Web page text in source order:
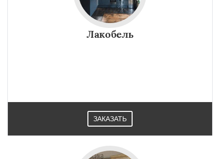
Лакобель
ЗАКАЗАТЬ